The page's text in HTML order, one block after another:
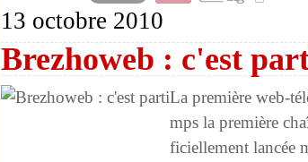
13 octobre 2010
Brezhoweb : c'est
La première web-
mps la première
ficiellement lancée